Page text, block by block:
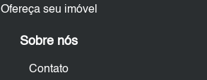
Ofereça seu imóvel
Sobre nós
Contato